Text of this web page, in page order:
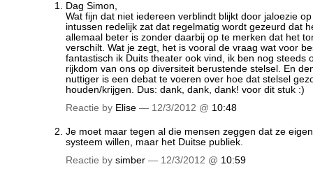
Dag Simon,
Wat fijn dat niet iedereen verblindt blijkt door jaloezie
intussen redelijk zat dat regelmatig wordt gezeurd dat
allemaal beter is zonder daarbij op te merken dat het
verschilt. Wat je zegt, het is vooral de vraag wat voor
fantastisch ik Duits theater ook vind, ik ben nog steeds
rijkdom van ons op diversiteit berustende stelsel. En
nuttiger is een debat te voeren over hoe dat stelsel
houden/krijgen. Dus: dank, dank, dank! voor dit stuk :)
Reactie by Elise — 12/3/2012 @ 10:48
Je moet maar tegen al die mensen zeggen dat ze
systeem willen, maar het Duitse publiek.
Reactie by simber — 12/3/2012 @ 10:59